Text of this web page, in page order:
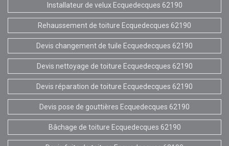
Installateur de velux Ecquedecques 62190
Rehaussement de toiture Ecquedecques 62190
Devis changement de tuile Ecquedecques 62190
Devis nettoyage de toiture Ecquedecques 62190
Devis réparation de toiture Ecquedecques 62190
Devis pose de gouttières Ecquedecques 62190
Bâchage de toiture Ecquedecques 62190